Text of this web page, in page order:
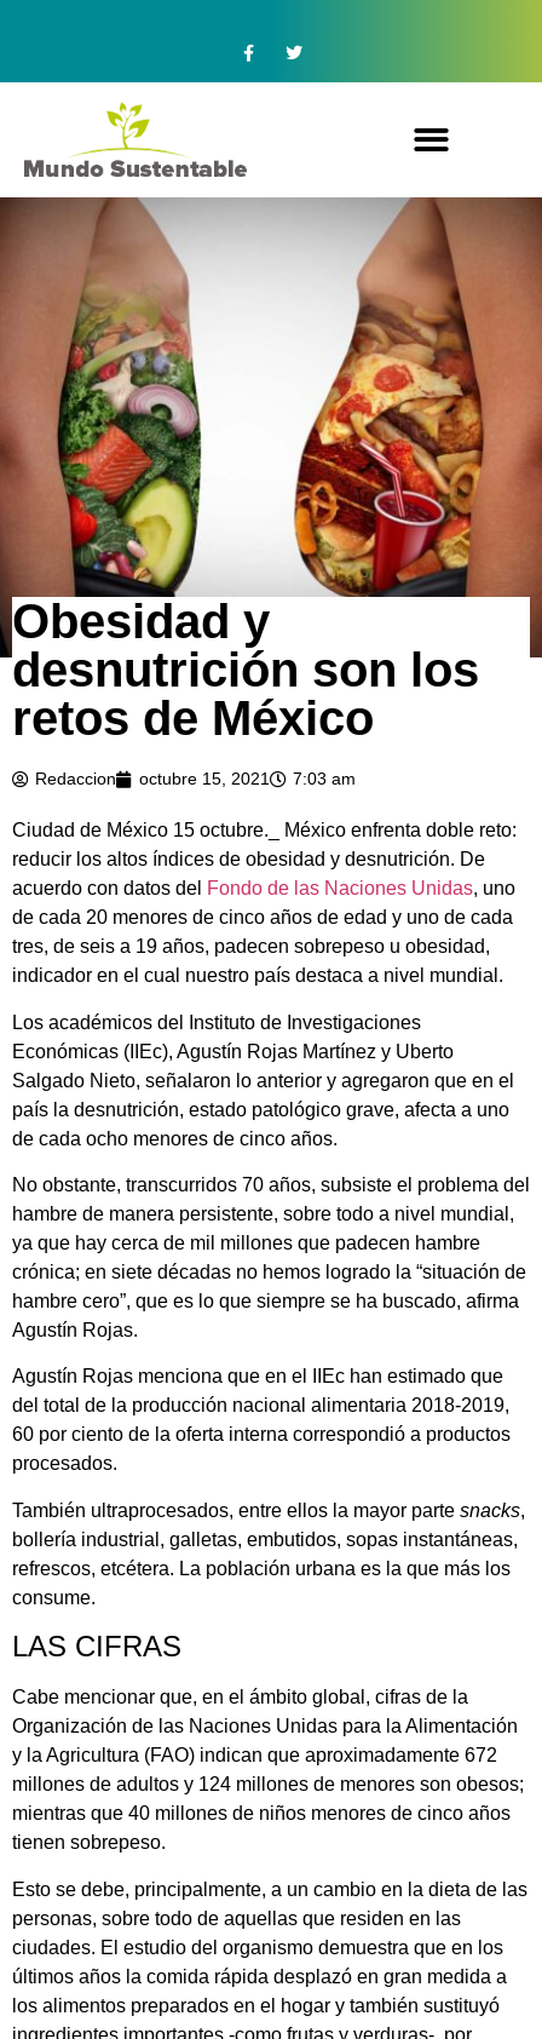
Obesidad y
desnutrición son los
retos de México
Redaccion octubre 15, 2021 7:03 am
Ciudad de México 15 octubre._ México enfrenta doble reto:
reducir los altos índices de obesidad y desnutrición. De
acuerdo con datos del Fondo de las Naciones Unidas, uno
de cada 20 menores de cinco años de edad y uno de cada
tres, de seis a 19 años, padecen sobrepeso u obesidad,
indicador en el cual nuestro país destaca a nivel mundial.
Los académicos del Instituto de Investigaciones
Económicas (IIEc), Agustín Rojas Martínez y Uberto
Salgado Nieto, señalaron lo anterior y agregaron que en el
país la desnutrición, estado patológico grave, afecta a uno
de cada ocho menores de cinco años.
No obstante, transcurridos 70 años, subsiste el problema del
hambre de manera persistente, sobre todo a nivel mundial,
ya que hay cerca de mil millones que padecen hambre
crónica; en siete décadas no hemos logrado la “situación de
hambre cero”, que es lo que siempre se ha buscado, afirma
Agustín Rojas.
Agustín Rojas menciona que en el IIEc han estimado que
del total de la producción nacional alimentaria 2018-2019,
60 por ciento de la oferta interna correspondió a productos
procesados.
También ultraprocesados, entre ellos la mayor parte snacks,
bollería industrial, galletas, embutidos, sopas instantáneas,
refrescos, etcétera. La población urbana es la que más los
consume.
LAS CIFRAS
Cabe mencionar que, en el ámbito global, cifras de la
Organización de las Naciones Unidas para la Alimentación
y la Agricultura (FAO) indican que aproximadamente 672
millones de adultos y 124 millones de menores son obesos;
mientras que 40 millones de niños menores de cinco años
tienen sobrepeso.
Esto se debe, principalmente, a un cambio en la dieta de las
personas, sobre todo de aquellas que residen en las
ciudades. El estudio del organismo demuestra que en los
últimos años la comida rápida desplazó en gran medida a
los alimentos preparados en el hogar y también sustituyó
ingredientes importantes -como frutas y verduras-, por